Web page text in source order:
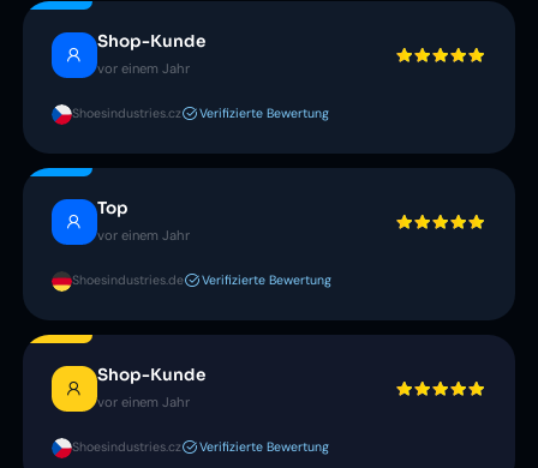
Shop-Kunde
vor einem Jahr
Shoesindustries.cz Verifizierte Bewertung
Top
vor einem Jahr
Shoesindustries.de Verifizierte Bewertung
Shop-Kunde
vor einem Jahr
Shoesindustries.cz Verifizierte Bewertung